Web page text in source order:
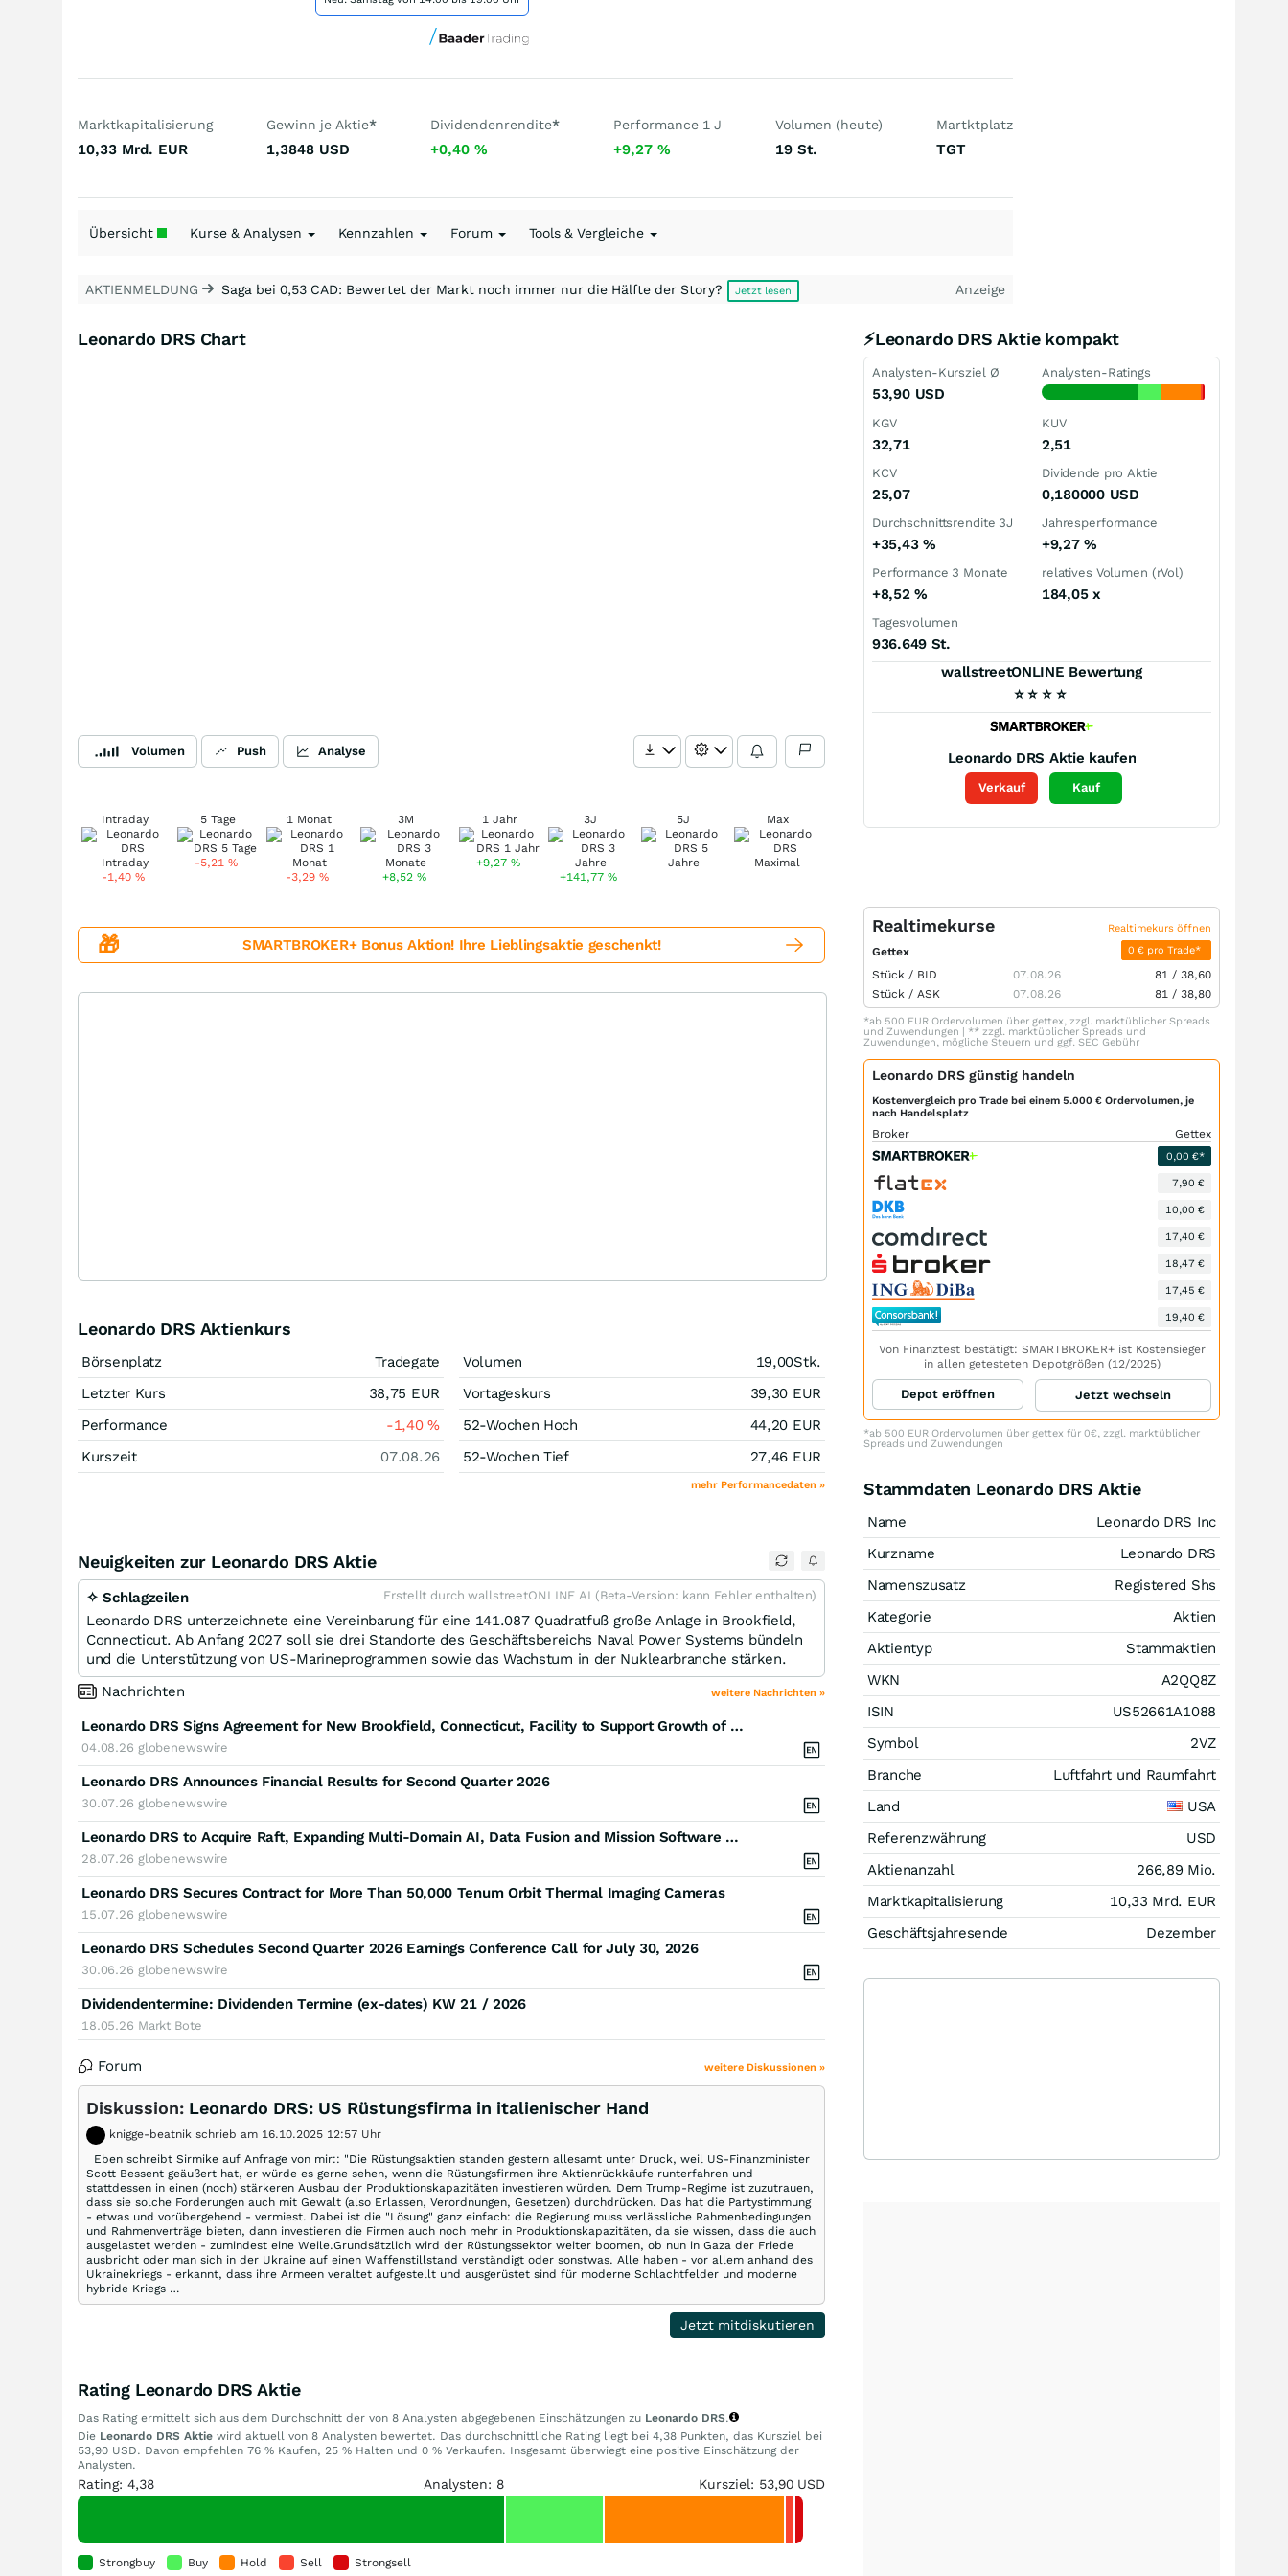
Marktkapitalisierung
10,33 Mrd. EUR
Gewinn je Aktie*
1,3848 USD
Dividendenrendite*
+0,40 %
Performance 1 J
+9,27 %
Volumen (heute)
19 St.
Martktplatz
TGT
Übersicht Kurse & Analysen Kennzahlen Forum Tools & Vergleiche
AKTIENMELDUNG Saga bei 0,53 CAD: Bewertet der Markt noch immer nur die Hälfte der Story? Jetzt lesen Anzeige
Leonardo DRS Chart
Volumen Push Analyse
Intraday
-1,40%
5 Tage
-5,21 %
1 Monat
-3,29%
3M
+8,52 %
1 Jahr
+9,27 %
3J
+141,77%
5J Max
⚡Leonardo DRS Aktie kompakt
Analysten-Kursziel Ø
53,90 USD
Analysten-Ratings
KGV
32,71
KUV
2,51
KCV
25,07
Dividende pro Aktie
0,180000 USD
Durchschnittsrendite 3J
+35,43 %
Jahresperformance
+9,27%
Performance 3 Monate
+8,52%
relatives Volumen (rVol)
184,05 x
Tagesvolumen
936.649 St.
wallstreetONLINE Bewertung
⭐ ⭐ ⭐ ⭐
Leonardo DRS Aktie kaufen
Verkauf Kauf
🎁 SMARTBROKER+ Bonus Aktion! Ihre Lieblingsaktie geschenkt!
Leonardo DRS Aktienkurs
Börsenplatz
Tradegate
Letzter Kurs
38,75 EUR
Performance
-1,40%
Kurszeit
07.08.26
Volumen 19,00Stk.
Vortageskurs
39,30 EUR
52-Wochen Hoch
44,20 EUR
52-Wochen Tief
27,46 EUR
mehr Performancedaten »
Neuigkeiten zur Leonardo DRS Aktie
✧ Schlagzeilen Erstellt durch wallstreetONLINE AI (Beta-Version: kann Fehler enthalten)
Leonardo DRS unterzeichnete eine Vereinbarung für eine 141.087 Quadratfuß große Anlage in Brookfield,
Connecticut. Ab Anfang 2027 soll sie drei Standorte des Geschäftsbereichs Naval Power Systems bündeln
und die Unterstützung von US-Marineprogrammen sowie das Wachstum in der Nuklearbranche stärken.
Nachrichten
weitere Nachrichten »
Leonardo DRS Signs Agreement for New Brookfield, Connecticut, Facility to Support Growth of Naval Power Systems Business
04.08.26 globenewswire
Leonardo DRS Announces Financial Results for Second Quarter 2026
30.07.26 globenewswire
Leonardo DRS to Acquire Raft, Expanding Multi-Domain AI, Data Fusion and Mission Software Capabilities
28.07.26 globenewswire
Leonardo DRS Secures Contract for More Than 50,000 Tenum Orbit Thermal Imaging Cameras
15.07.26 globenewswire
Leonardo DRS Schedules Second Quarter 2026 Earnings Conference Call for July 30, 2026
30.06.26 globenewswire
Dividendentermine: Dividenden Termine (ex-dates) KW 21 / 2026
18.05.26 Markt Bote
Forum weitere Diskussionen »
Diskussion: Leonardo DRS: US Rüstungsfirma in italienischer Hand
knigge-beatnik schrieb am 16.10.2025 12:57 Uhr
Eben schreibt Sirmike auf Anfrage von mir:: "Die Rüstungsaktien standen gestern allesamt unter Druck, weil US-Finanzminister
Scott Bessent geäußert hat, er würde es gerne sehen, wenn die Rüstungsfirmen ihre Aktienrückkäufe runterfahren und
stattdessen in einen (noch) stärkeren Ausbau der Produktionskapazitäten investieren würden. Dem Trump-Regime ist zuzutrauen,
dass sie solche Forderungen auch mit Gewalt (also Erlassen, Verordnungen, Gesetzen) durchdrücken. Das hat die Partystimmung
- etwas und vorübergehend - vermiest. Dabei ist die "Lösung" ganz einfach: die Regierung muss verlässliche Rahmenbedingungen
und Rahmenverträge bieten, dann investieren die Firmen auch noch mehr in Produktionskapazitäten, da sie wissen, dass die auch
ausgelastet werden - zumindest eine Weile.Grundsätzlich wird der Rüstungssektor weiter boomen, ob nun in Gaza der Friede
ausbricht oder man sich in der Ukraine auf einen Waffenstillstand verständigt oder sonstwas. Alle haben - vor allem anhand des
Ukrainekriegs - erkannt, dass ihre Armeen veraltet aufgestellt und ausgerüstet sind für moderne Schlachtfelder und moderne
hybride Kriegs …
Jetzt mitdiskutieren
Rating Leonardo DRS Aktie
Das Rating ermittelt sich aus dem Durchschnitt der von 8 Analysten abgegebenen Einschätzungen zu Leonardo DRS.
Die Leonardo DRS Aktie wird aktuell von 8 Analysten bewertet. Das durchschnittliche Rating liegt bei 4,38 Punkten, das Kursziel bei
53,90 USD. Davon empfehlen 76 % Kaufen, 25 % Halten und 0 % Verkaufen. Insgesamt überwiegt eine positive Einschätzung der
Analysten.
Rating: 4,38 Analysten: 8 Kursziel: 53,90 USD
Strongbuy Buy Hold Sell Strongsell
Realtimekurse Realtimekurs öffnen
Gettex 0 € pro Trade*
Stück / BID 07.08.26 81 / 38,60
Stück / ASK 07.08.26 81 / 38,80
*ab 500 EUR Ordervolumen über gettex, zzgl. marktüblicher Spreads
und Zuwendungen | ** zzgl. marktüblicher Spreads und
Zuwendungen, mögliche Steuern und ggf. SEC Gebühr
Leonardo DRS günstig handeln
Kostenvergleich pro Trade bei einem 5.000 € Ordervolumen, je
nach Handelsplatz
Broker Gettex
0,00 €*
7,90 €
10,00 €
17,40 €
18,47 €
17,45 €
19,40 €
Von Finanztest bestätigt: SMARTBROKER+ ist Kostensieger
in allen getesteten Depotgrößen (12/2025)
Depot eröffnen Jetzt wechseln
*ab 500 EUR Ordervolumen über gettex für 0€, zzgl. marktüblicher
Spreads und Zuwendungen
Stammdaten Leonardo DRS Aktie
Name
Leonardo DRS Inc
Kurzname
Leonardo DRS
Namenszusatz
Registered Shs
Kategorie
Aktien
Aktientyp
Stammaktien
WKN
A2QQ8Z
ISIN
US52661A1088
Symbol
2VZ
Branche
Luftfahrt und Raumfahrt
Land
USA
Referenzwährung
USD
Aktienanzahl
266,89 Mio.
Marktkapitalisierung
10,33 Mrd. EUR
Geschäftsjahresende
Dezember